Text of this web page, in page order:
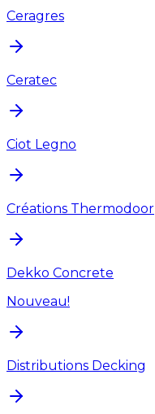
Ceragres
Ceratec
Ciot Legno
Créations Thermodoor
Dekko Concrete
Nouveau!
Distributions Decking